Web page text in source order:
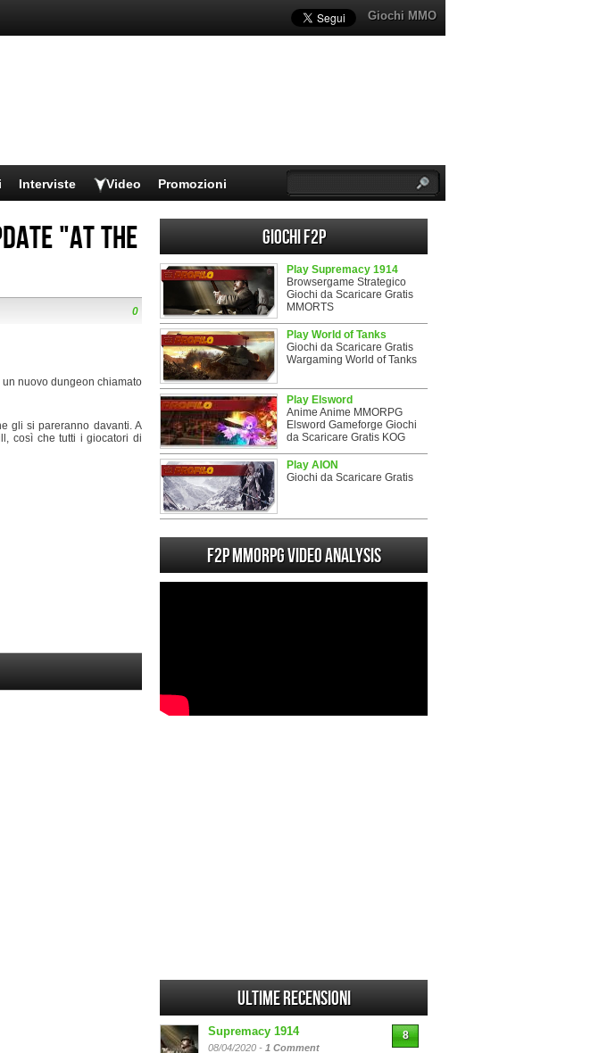
Giochi MMO
Interviste Video Promozioni
"At the
0
un nuovo dungeon chiamato
gli si pareranno davanti. A
così che tutti i giocatori di
Giochi F2P
Play Supremacy 1914
Browsergame Strategico
Giochi da Scaricare Gratis
MMORTS
Play World of Tanks
Giochi da Scaricare Gratis
Wargaming World of Tanks
Play Elsword
Anime Anime MMORPG
Elsword Gameforge Giochi
da Scaricare Gratis KOG
Play AION
Giochi da Scaricare Gratis
F2P MMORPG Video analysis
Ultime Recensioni
Supremacy 1914
08/04/2020 - 1 Comment
8